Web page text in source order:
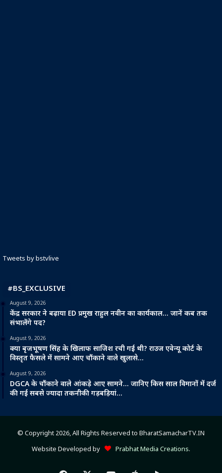
Tweets by bstvlive
#BS_EXCLUSIVE
August 9, 2026
केंद्र सरकार ने बढ़ाया ED प्रमुख राहुल नवीन का कार्यकाल… जानें कब तक
संभालेंगे पद?
August 9, 2026
क्या बृजभूषण सिंह के खिलाफ साजिश रची गई थी? राउज एवेन्यू कोर्ट के
विस्तृत फैसले में सामने आए चौंकाने वाले खुलासे…
August 9, 2026
DGCA के चौंकाने वाले आंकड़े आए सामने… जानिए किस साल विमानों में दर्ज
की गईं सबसे ज्यादा तकनीकी गड़बड़ियां…
© Copyright 2026, All Rights Reserved to BharatSamacharTV.IN
Website Developed by
Prabhat Media Creations.